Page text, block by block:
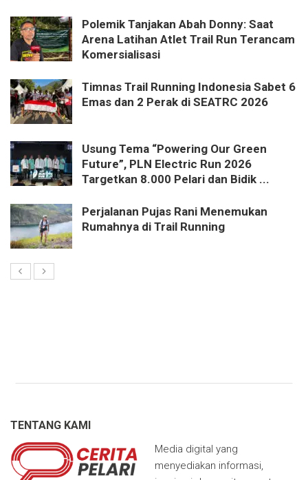
Polemik Tanjakan Abah Donny: Saat
Arena Latihan Atlet Trail Run Terancam
Komersialisasi
Timnas Trail Running Indonesia Sabet 6
Emas dan 2 Perak di SEATRC 2026
Usung Tema “Powering Our Green
Future”, PLN Electric Run 2026
Targetkan 8.000 Pelari dan Bidik ...
Perjalanan Pujas Rani Menemukan
Rumahnya di Trail Running
TENTANG KAMI
Media digital yang
menyediakan informasi,